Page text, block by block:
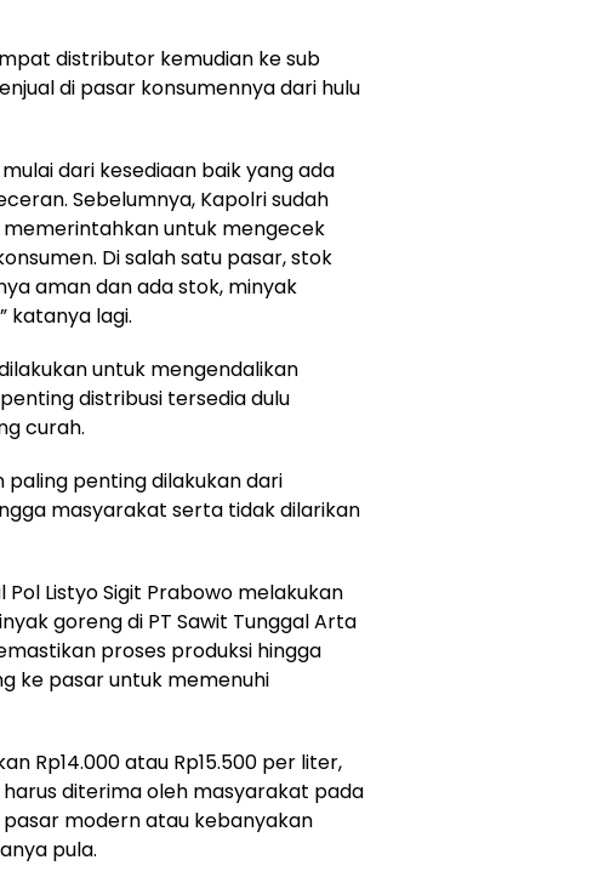
distributor kemudian ke sub
di pasar konsumennya dari hulu
dari kesediaan baik yang ada
Sebelumnya, Kapolri sudah
untuk mengecek
Di salah satu pasar, stok
aman dan ada stok, minyak
katanya lagi.
untuk mengendalikan
distribusi tersedia dulu
curah.
paling penting dilakukan dari
masyarakat serta tidak dilarikan
Listyo Sigit Prabowo melakukan
goreng di PT Sawit Tunggal Arta
proses produksi hingga
ke pasar untuk memenuhi
Rp14.000 atau Rp15.500 per liter,
diterima oleh masyarakat pada
modern atau kebanyakan
pula.